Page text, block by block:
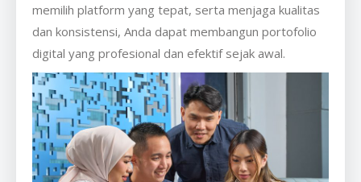
memilih platform yang tepat, serta menjaga kualitas
dan konsistensi, Anda dapat membangun portofolio
digital yang profesional dan efektif sejak awal.